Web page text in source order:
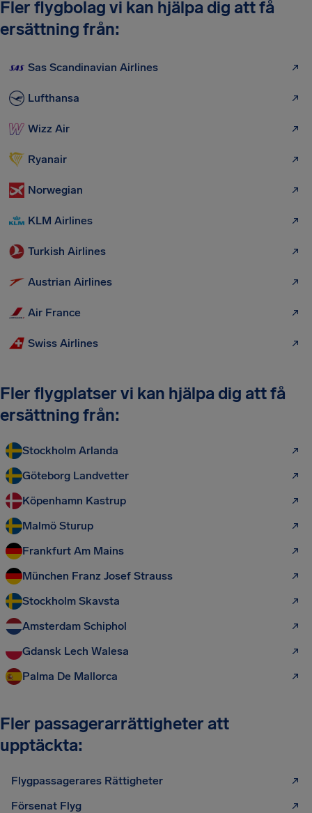
Fler flygbolag vi kan hjälpa dig att få
ersättning från:
Sas Scandinavian Airlines
Lufthansa
Wizz Air
Ryanair
Norwegian
KLM Airlines
Turkish Airlines
Austrian Airlines
Air France
Swiss Airlines
Fler flygplatser vi kan hjälpa dig att få
ersättning från:
Stockholm Arlanda
Göteborg Landvetter
Köpenhamn Kastrup
Malmö Sturup
Frankfurt Am Mains
München Franz Josef Strauss
Stockholm Skavsta
Amsterdam Schiphol
Gdansk Lech Walesa
Palma De Mallorca
Fler passagerarrättigheter att
upptäckta:
Flygpassagerares Rättigheter
Försenat Flyg